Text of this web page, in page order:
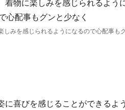
しみを感じられるようになるので心配事も
喜びを感じることができるよ